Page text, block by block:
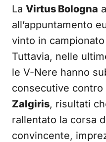
La Virtus Bologna
all’appuntamento
vinto in
Tuttavia, nelle
le V-Nere hanno
consecutive contro
Zalgiris, risultati
rallentato la corsa
convincente,